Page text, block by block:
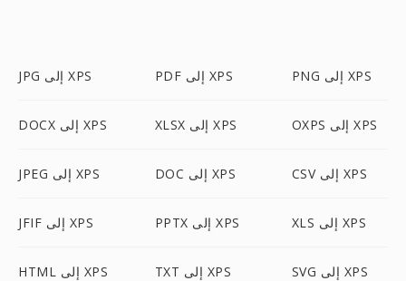
JPG إلى XPS PDF إلى XPS PNG إلى XPS
DOCX إلى XPS XLSX إلى XPS OXPS إلى XPS
JPEG إلى XPS DOC إلى XPS CSV إلى XPS
JFIF إلى XPS PPTX إلى XPS XLS إلى XPS
HTML إلى XPS TXT إلى XPS SVG إلى XPS